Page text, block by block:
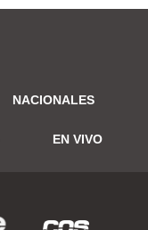
NACIONALES
EN VIVO